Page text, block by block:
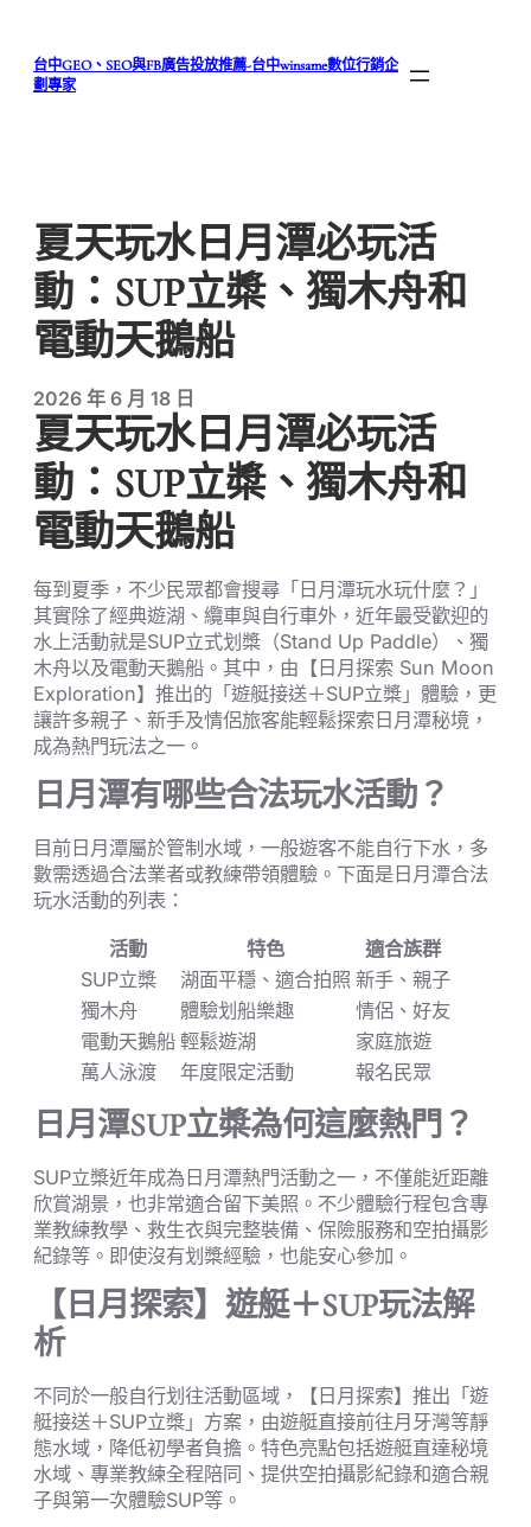
台中GEO、SEO與FB廣告投放推薦-台中winsame數位行銷企
劃專家
夏天玩水日月潭必玩活
動：SUP立槳、獨木舟和
電動天鵝船
2026 年 6 月 18 日
夏天玩水日月潭必玩活
動：SUP立槳、獨木舟和
電動天鵝船
每到夏季，不少民眾都會搜尋「日月潭玩水玩什麼？」
其實除了經典遊湖、纜車與自行車外，近年最受歡迎的
水上活動就是SUP立式划槳（Stand Up Paddle）、獨
木舟以及電動天鵝船。其中，由【日月探索 Sun Moon
Exploration】推出的「遊艇接送＋SUP立槳」體驗，更
讓許多親子、新手及情侶旅客能輕鬆探索日月潭秘境，
成為熱門玩法之一。
日月潭有哪些合法玩水活動？
目前日月潭屬於管制水域，一般遊客不能自行下水，多
數需透過合法業者或教練帶領體驗。下面是日月潭合法
玩水活動的列表：
活動 特色
適合族群
SUP立槳
湖面平穩、適合拍照 新手、親子
獨木舟
體驗划船樂趣
情侶、好友
電動天鵝船 輕鬆遊湖
家庭旅遊
萬人泳渡
年度限定活動 報名民眾
日月潭SUP立槳為何這麼熱門？
SUP立槳近年成為日月潭熱門活動之一，不僅能近距離
欣賞湖景，也非常適合留下美照。不少體驗行程包含專
業教練教學、救生衣與完整裝備、保險服務和空拍攝影
紀錄等。即使沒有划槳經驗，也能安心參加。
【日月探索】遊艇＋SUP玩法解
析
不同於一般自行划往活動區域，【日月探索】推出「遊
艇接送＋SUP立槳」方案，由遊艇直接前往月牙灣等靜
態水域，降低初學者負擔。特色亮點包括遊艇直達秘境
水域、專業教練全程陪同、提供空拍攝影紀錄和適合親
子與第一次體驗SUP等。